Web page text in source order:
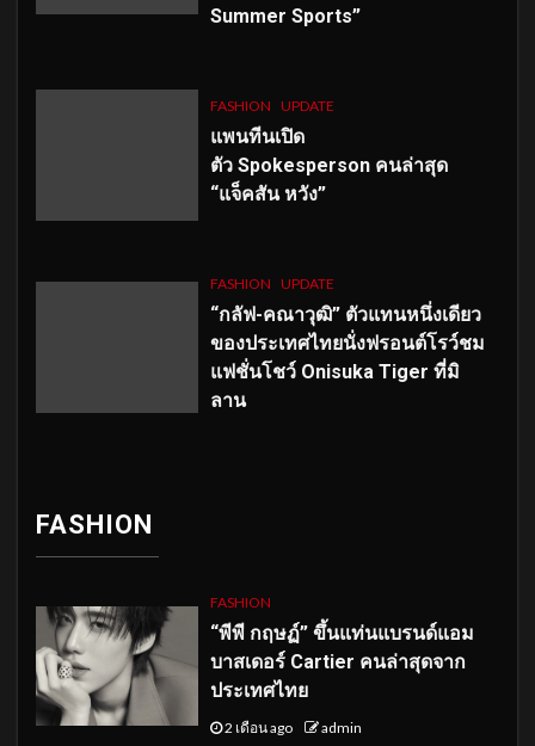
Summer Sports”
FASHION UPDATE
แพนทีนเปิด
ตัว Spokesperson คนล่าสุด
“แจ็คสัน หวัง”
FASHION UPDATE
“กลัฟ-คณาวุฒิ” ตัวแทนหนึ่งเดียว
ของประเทศไทยนั่งฟรอนต์โรว์ชม
แฟชั่นโชว์ Onisuka Tiger ที่มิ
ลาน
FASHION
FASHION
“พีพี กฤษฏ์” ขึ้นแท่นแบรนด์แอม
บาสเดอร์ Cartier คนล่าสุดจาก
ประเทศไทย
2 เดือน ago admin